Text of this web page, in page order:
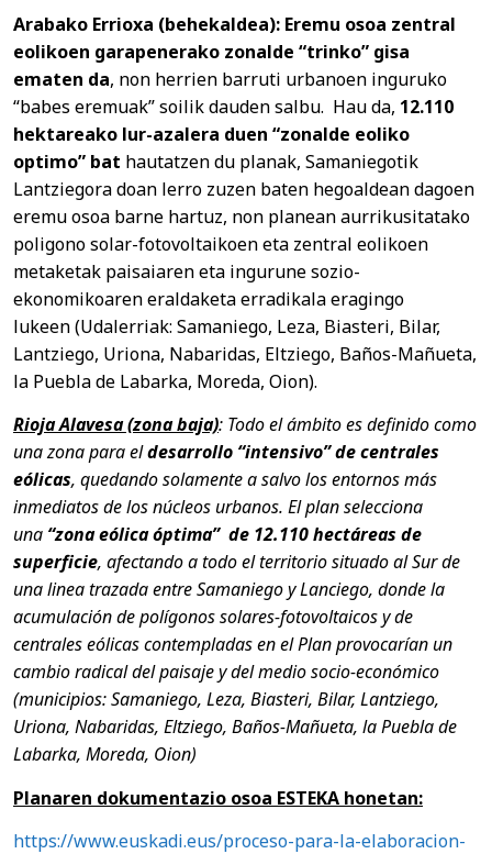
Arabako Errioxa (behekaldea): Eremu osoa zentral
eolikoen garapenerako zonalde “trinko” gisa
ematen da, non herrien barruti urbanoen inguruko
“babes eremuak” soilik dauden salbu. Hau da, 12.110
hektareako lur-azalera duen “zonalde eoliko
optimo” bat hautatzen du planak, Samaniegotik
Lantziegora doan lerro zuzen baten hegoaldean dagoen
eremu osoa barne hartuz, non planean aurrikusitatako
poligono solar-fotovoltaikoen eta zentral eolikoen
metaketak paisaiaren eta ingurune sozio-
ekonomikoaren eraldaketa erradikala eragingo
lukeen (Udalerriak: Samaniego, Leza, Biasteri, Bilar,
Lantziego, Uriona, Nabaridas, Eltziego, Baños-Mañueta,
la Puebla de Labarka, Moreda, Oion).
Rioja Alavesa (zona baja): Todo el ámbito es definido como
una zona para eldesarrollo “intensivo” de centrales
eólicas, quedando solamente a salvo los entornos más
inmediatos de los núcleos urbanos. El plan selecciona
una “zona eólica óptima” de 12.110 hectáreas de
superficie, afectando a todo el territorio situado al Sur de
una linea trazada entre Samaniego y Lanciego, donde la
acumulación de polígonos solares-fotovoltaicos y de
centrales eólicas contempladas en el Plan provocarían un
cambio radical del paisaje y del medio socio-económico
(municipios: Samaniego, Leza, Biasteri, Bilar, Lantziego,
Uriona, Nabaridas, Eltziego, Baños-Mañueta, la Puebla de
Labarka, Moreda, Oion)
Planaren dokumentazio osoa ESTEKA honetan:
https://www.euskadi.eus/proceso-para-la-elaboracion-